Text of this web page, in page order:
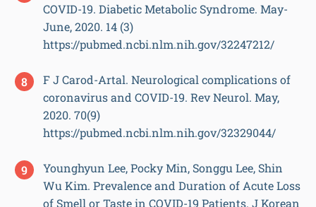
COVID-19. Diabetic Metabolic Syndrome. May-
June, 2020. 14 (3)
https://pubmed.ncbi.nlm.nih.gov/32247212/
F J Carod-Artal. Neurological complications of
coronavirus and COVID-19. Rev Neurol. May,
2020. 70(9)
https://pubmed.ncbi.nlm.nih.gov/32329044/
Younghyun Lee, Pocky Min, Songgu Lee, Shin
Wu Kim. Prevalence and Duration of Acute Loss
of Smell or Taste in COVID-19 Patients. J Korean